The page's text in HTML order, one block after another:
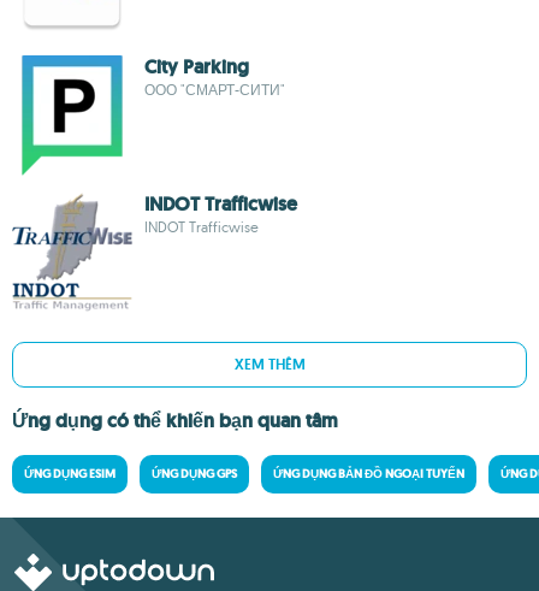
City Parking
ООО "СМАРТ-СИТИ"
INDOT Trafficwise
INDOT Trafficwise
XEM THÊM
Ứng dụng có thể khiến bạn quan tâm
ỨNG DỤNG ESIM ỨNG DỤNG GPS ỨNG DỤNG BẢN ĐỒ NGOẠI TUYẾN ỨNG